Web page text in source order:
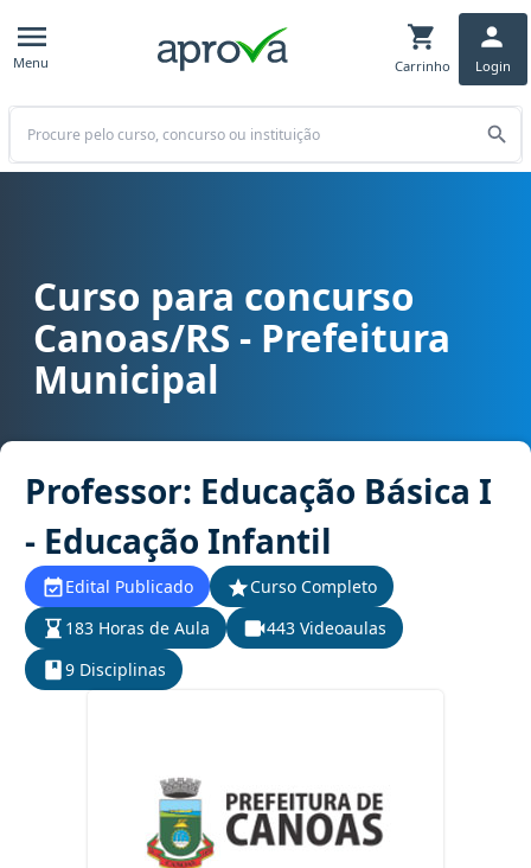
Menu Carrinho Login
Buscar
Curso para concurso Canoas/RS - Prefeitura Municipal cargo
Curso para concurso
Canoas/RS - Prefeitura
Municipal
Professor: Educação Básica I
- Educação Infantil
Edital Publicado
Curso Completo
183 Horas de Aula
443 Videoaulas
9 Disciplinas